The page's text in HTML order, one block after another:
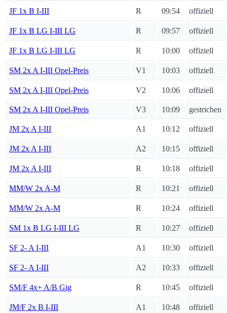
JF 1x B I-III R 09:54 offiziell
JF 1x B LG I-III LG R 09:57 offiziell
JF 1x B LG I-III LG R 10:00 offiziell
SM 2x A I-III Opel-Preis V1 10:03 offiziell
SM 2x A I-III Opel-Preis V2 10:06 offiziell
SM 2x A I-III Opel-Preis V3 10:09 gestrichen
JM 2x A I-III A1 10:12 offiziell
JM 2x A I-III A2 10:15 offiziell
JM 2x A I-III R 10:18 offiziell
MM/W 2x A-M R 10:21 offiziell
MM/W 2x A-M R 10:24 offiziell
SM 1x B LG I-III LG R 10:27 offiziell
SF 2- A I-III A1 10:30 offiziell
SF 2- A I-III A2 10:33 offiziell
SM/F 4x+ A/B Gig R 10:45 offiziell
JM/F 2x B I-III A1 10:48 offiziell